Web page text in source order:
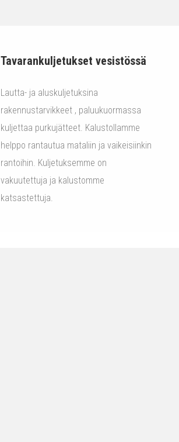
Tavarankuljetukset vesistössä
Lautta- ja aluskuljetuksina
rakennustarvikkeet , paluukuormassa
kuljettaa purkujätteet. Kalustollamme
helppo rantautua mataliin ja vaikeisiinkin
rantoihin. Kuljetuksemme on
vakuutettuja ja kalustomme
katsastettuja.